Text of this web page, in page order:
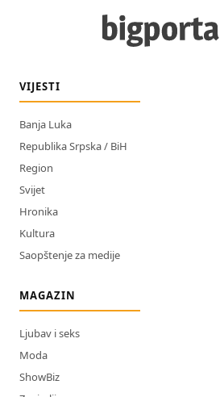
VIJESTI
Banja Luka
Republika Srpska / BiH
Region
Svijet
Hronika
Kultura
Saopštenje za medije
MAGAZIN
Ljubav i seks
Moda
ShowBiz